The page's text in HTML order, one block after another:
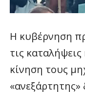
Η κυβέρνηση
τις
κίνηση τους
«ανεξάρτητης»